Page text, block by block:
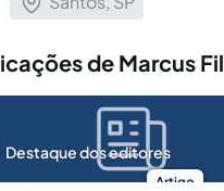
de Marcus
Artigo
Destaque dos editores